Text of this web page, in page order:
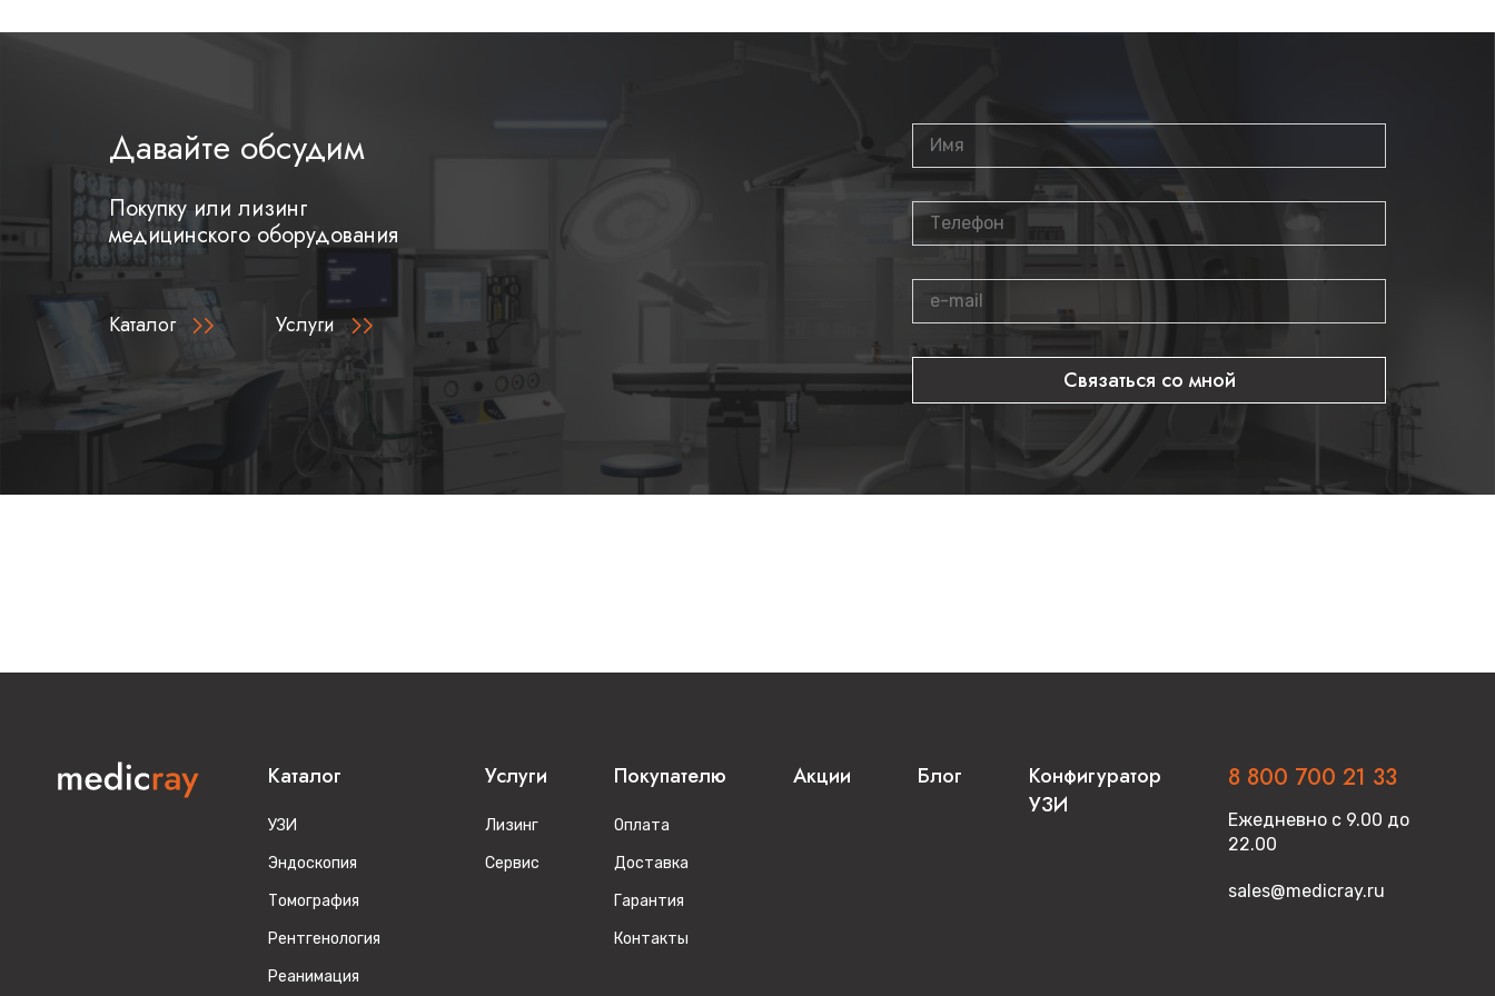
Давайте обсудим
Покупку или лизинг
медицинского оборудования
Каталог
Услуги
Связаться со мной
Каталог
УЗИ
Эндоскопия
Томография
Рентгенология
Реанимация
Услуги
Лизинг
Сервис
Покупателю
Оплата
Доставка
Гарантия
Контакты
Акции Блог
Конфигуратор
УЗИ
8 800 700 21 33
Ежедневно с 9.00 до
22.00
sales@medicray.ru